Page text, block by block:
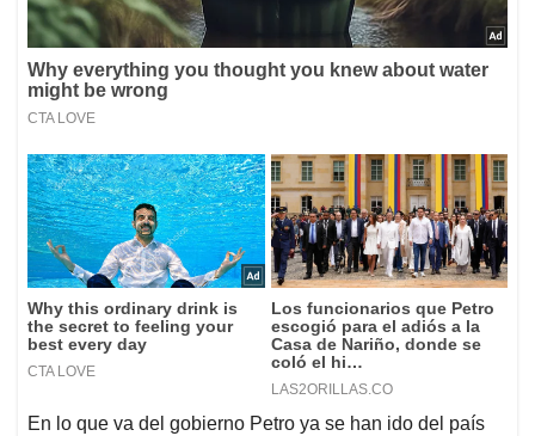
En lo que va del gobierno Petro ya se han ido del país